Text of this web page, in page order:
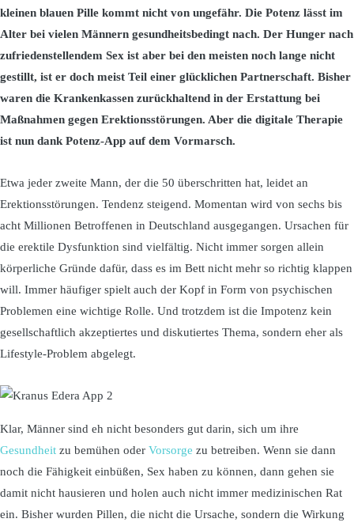
kleinen blauen Pille kommt nicht von ungefähr. Die Potenz lässt im
Alter bei vielen Männern gesundheitsbedingt nach. Der Hunger nach
zufriedenstellendem Sex ist aber bei den meisten noch lange nicht
gestillt, ist er doch meist Teil einer glücklichen Partnerschaft. Bisher
waren die Krankenkassen zurückhaltend in der Erstattung bei
Maßnahmen gegen Erektionsstörungen. Aber die digitale Therapie
ist nun dank Potenz-App auf dem Vormarsch.
Etwa jeder zweite Mann, der die 50 überschritten hat, leidet an
Erektionsstörungen. Tendenz steigend. Momentan wird von sechs bis
acht Millionen Betroffenen in Deutschland ausgegangen. Ursachen für
die erektile Dysfunktion sind vielfältig. Nicht immer sorgen allein
körperliche Gründe dafür, dass es im Bett nicht mehr so richtig klappen
will. Immer häufiger spielt auch der Kopf in Form von psychischen
Problemen eine wichtige Rolle. Und trotzdem ist die Impotenz kein
gesellschaftlich akzeptiertes und diskutiertes Thema, sondern eher als
Lifestyle-Problem abgelegt.
Klar, Männer sind eh nicht besonders gut darin, sich um ihre
Gesundheit zu bemühen oder Vorsorge zu betreiben. Wenn sie dann
noch die Fähigkeit einbüßen, Sex haben zu können, dann gehen sie
damit nicht hausieren und holen auch nicht immer medizinischen Rat
ein. Bisher wurden Pillen, die nicht die Ursache, sondern die Wirkung